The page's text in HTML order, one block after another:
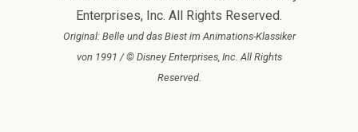
Original: Belle und das Biest im Animations-Klassiker
von 1991 / © Disney Enterprises, Inc. All Rights
Reserved.